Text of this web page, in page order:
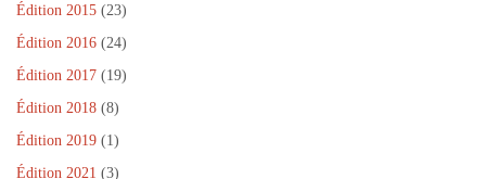
Édition 2015 (23)
Édition 2016 (24)
Édition 2017 (19)
Édition 2018 (8)
Édition 2019 (1)
Édition 2021 (3)